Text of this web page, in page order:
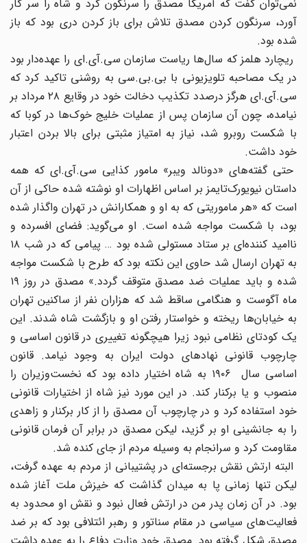
نمی‌توان گفت که آمریکا مصدق را سرنگون کرد و شاه را سر کار
آورد‌، سرنگون کردن مصدق تلاش برای باز کردن دری بود که باز
شده بود.
ریچارد هلمز که سال‌ها ریاست سازمان سی.آی.‌ای را عهده‌دار بود
در یک مصاحبه تلویزیونی با بی.بی.سی به روشنی تاکید کرد که
سی.آی.‌ای هرگز درصدد تکذیب دخالت خود در وقایع ٢٨ مرداد بر
نیامده‌، چون آن سازمان پس از عملیات خلیج خوک‌ها در کوبا که
با شکست روبرو شد‌، نیاز به امتیاز مثبتی برای بالا بردن اعتبار
خود داشت.
حتی گفته‌های «دونالد ویبر» مامور کذایی سی.آی.‌ای که همه
داستان نیویورک‌تایمز بر اساس اظهارات او نوشته شده حاکی از آن
است که «هر ماموریتی که به او و همکارانش در تهران واگذار شده
بود‌، با شکست مواجه شده است. او می‌گوید: فضای افسرده و
نا‌امید کننده‌ای بر ستاد مستولی شده بود … پیامی که در شب ١٨
به تهران ارسال شد حاوی این نکته بود که طرح با شکست مواجه
شده و باید عملیات ضد مصدق متوقف گردد.» مصدق در روز ١٩
ماه آگوست و هنگامی ساقط شد که هزاران نفر از ساکنین تهران
به خیابان‌ها ریخته و خواستار رفتن او و بازگشت شاه شدند. این
یک کودتای نظامی نبود زیرا هیچگونه تغییری در قانون اساسی و
چارچوب قانونی نهادهای دولت ایران به وجود نیامد. قانون
اساسی سال ۱۹۰۶ به شاه اختیار داده بود که نخست‌وزیران را
منصوب و یا برکنار کند. در این مورد نیز شاه از اختیارات قانونی
خود استفاده کرد و در چارچوب آن مصدق را از کار برکنار و زاهدی
را به جانشینی او بر گزید‌، لیکن مصدق در برابر آن فرمان قانونی
مقاومت کرد و سرانجام به وسیله مردم از جای کنده شد.
البته ارتش نقش برجسته‌ای در پشتیبانی از مردم به عهده گرفت‌،
لیکن تنها زمانی پا به میدان گذاشت که خیزش ملت آغاز شده
بود. در آن زمان پدر من در ارتش فعال نبود و نقش او محدود به
فعالیت‌های سیاسی در مقام سناتور و رهبر ائتلافی بود که بر ضد